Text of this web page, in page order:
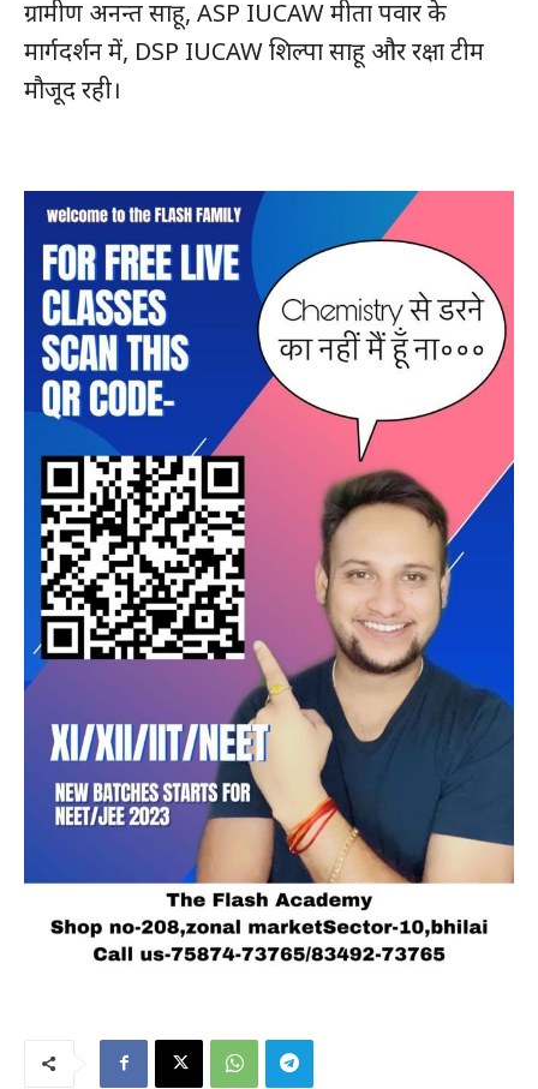
हमसे जुड़े
ग्रामीण अनन्त साहू, ASP IUCAW मीता पवार के
मार्गदर्शन में, DSP IUCAW शिल्पा साहू और रक्षा टीम
मौजूद रही।